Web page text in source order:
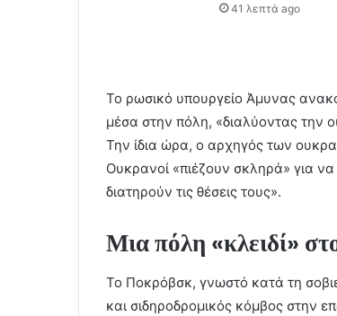
41 λεπτά ago
Το ρωσικό υπουργείο Άμυνας
μέσα στην πόλη, «διαλύοντας την
Την ίδια ώρα, ο αρχηγός των
Ουκρανοί «πιέζουν σκληρά» για
διατηρούν τις θέσεις τους».
Μια πόλη «κλειδί»
Το Ποκρόβσκ, γνωστό κατά τη
και σιδηροδρομικός κόμβος στην